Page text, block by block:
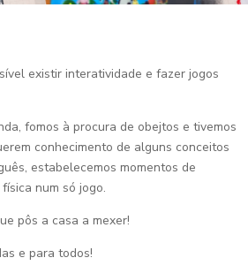
existir interatividade e fazer jogos
fomos à procura de obejtos e tivemos
conhecimento de alguns conceitos
estabelecemos momentos de
num só jogo.
pôs a casa a mexer!
e para todos!